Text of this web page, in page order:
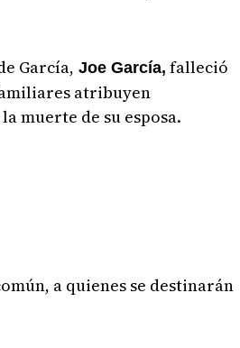
García, Joe García, falleció
atribuyen
muerte de su esposa.
a quienes se destinarán